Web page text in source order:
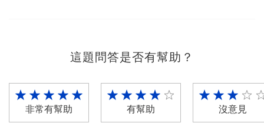
這題問答是否有幫助？
非常有幫助 有幫助 沒意見